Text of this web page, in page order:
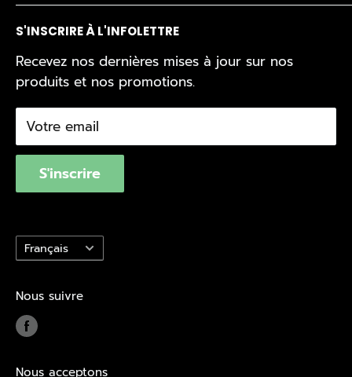
Transport Branchaud
Division Commerciale
Mont-Laurier
Rouyn-Noranda
Val-d'Or
Val d'Or Écono
Service après-vente
Service de livraison
Repérer votre livraison
Nous joindre
Trouvez un magasin
Foire aux questions
Politique d'expédition
Politique d'achat
Politique de confidentialité
Conditions d'utilisation
Québec Loi 29
S'INSCRIRE À L'INFOLETTRE
Recevez nos dernières mises à jour sur nos
produits et nos promotions.
Votre email
S'inscrire
Langue
Français
Nous suivre
Nous acceptons